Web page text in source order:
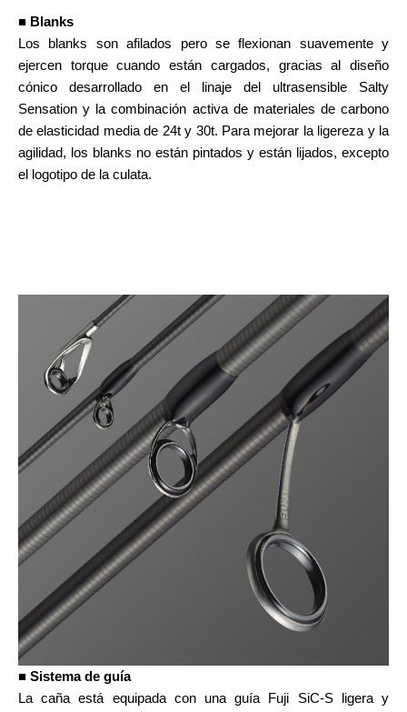
■ Blanks
Los blanks son afilados pero se flexionan suavemente y
ejercen torque cuando están cargados, gracias al diseño
cónico desarrollado en el linaje del ultrasensible Salty
Sensation y la combinación activa de materiales de carbono
de elasticidad media de 24t y 30t. Para mejorar la ligereza y la
agilidad, los blanks no están pintados y están lijados, excepto
el logotipo de la culata.
■ Sistema de guía
La caña está equipada con una guía Fuji SiC-S ligera y